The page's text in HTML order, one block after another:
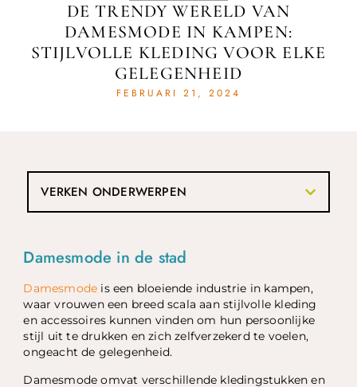
DE TRENDY WERELD VAN
DAMESMODE IN KAMPEN:
STIJLVOLLE KLEDING VOOR ELKE
GELEGENHEID
FEBRUARI 21, 2024
Damesmode in de stad
Damesmode is een bloeiende industrie in kampen,
waar vrouwen een breed scala aan stijlvolle kleding
en accessoires kunnen vinden om hun persoonlijke
stijl uit te drukken en zich zelfverzekerd te voelen,
ongeacht de gelegenheid.
Damesmode omvat verschillende kledingstukken en
VERKEN ONDERWERPEN